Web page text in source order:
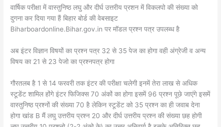
वार्षिक परीक्षा में वास्तुनिष्ठ लघु और दीर्घ उत्तरीय प्रशन में विकलपो की संख्या को
दुगना कर दिया गया हैं बिहार बोर्ड की वेबसाइट
Biharboardonline.Bihar.gov.in पर मॉडल प्रश्न पत्र उपलब्ध है
अब इंटर विज्ञान विषयों का प्रश्न पत्र 32 से 35 पेज का होगा वही अंग्रेजी व अन्य
विषय का 21 से 23 पेजो का प्रश्नपत्र होगा
गौरतलब है 1 से 14 फरवरी तक इंटर की परीक्षा चलेगी इनमें तेरा लाख से अधिक
स्टूडेंट शामिल होंगे इंटर फिजिक्स 70 अंकों का होगा इसमें 96 प्रश्न पूछे जाएंगे इसमें
वास्तुनिष्ठ प्रश्नों की संख्या 70 है लेकिन स्टूडेंट को 35 प्रश्न का ही जवाब देना
होगा खांड B मैं लघु उत्तरीय प्रश्न 20 और दीर्घ उत्तरीय प्रश्न की संख्या छह होगी